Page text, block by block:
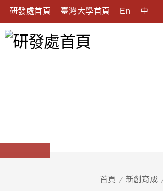
研發處首頁 臺灣大學首頁 En 中
首頁 新創育成